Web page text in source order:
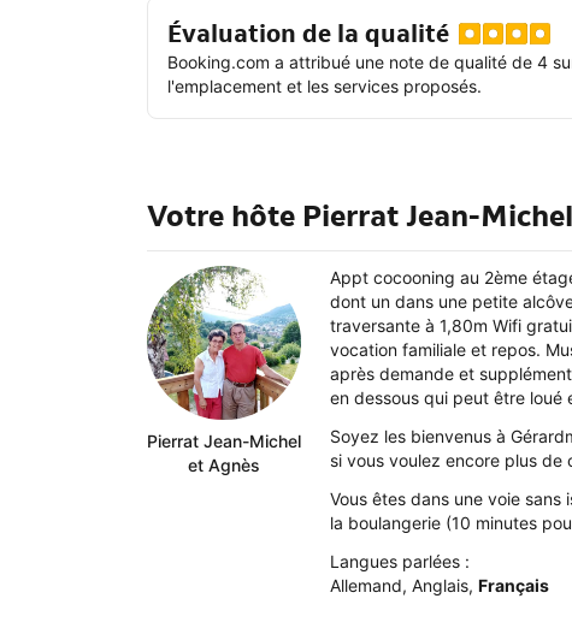
Évaluation de la qualité
Booking.com a attribué une note de qualité de 4
l'emplacement et les services proposés.
Votre hôte Pierrat Jean-
Pierrat Jean-Michel
et Agnès
Appt cocooning au 2ème
dont un dans une petite
traversante à 1,80m Wifi
vocation familiale et repos.
après demande et
en dessous qui peut être loué
Soyez les bienvenus à
si vous voulez encore plus
Vous êtes dans une voie
la boulangerie (10 minutes
Langues parlées :
Allemand, Anglais, Français